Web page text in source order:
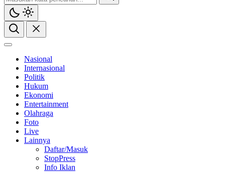
Nasional
Internasional
Politik
Hukum
Ekonomi
Entertainment
Olahraga
Foto
Live
Lainnya
Daftar/Masuk
StopPress
Info Iklan